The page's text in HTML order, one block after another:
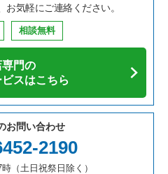
却物件の案件一覧
一覧
の案件一覧
却物件の案件一覧
抜き売却物件の案件一覧
件の案件一覧
件の案件一覧
件の案件一覧
件の案件一覧
却物件の案件一覧
売却物件の案件一覧
件の案件一覧
売却物件の案件一覧
き売却物件の案件一覧
売却物件の案件一覧
の案件一覧
居抜き売却物件の案件一覧
却物件の案件一覧
件の案件一覧
の居抜き売却物件の案件一覧
売却物件の案件一覧
お気軽にご連絡ください。
相談無料
門の
スはこちら
お問い合わせ
2190
（土日祝祭日除く）